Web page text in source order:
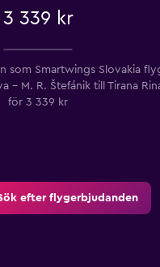
3 339 kr
som Smartwings Slovakia
- M. R. Štefánik till Tirana
för 3 339 kr
efter flygerbjudanden